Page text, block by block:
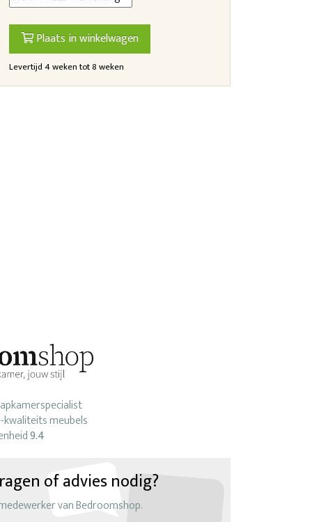
Plaats in winkelwagen
Levertijd 4 weken tot 8 weken
meubels
9.4
of advies nodig?
van Bedroomshop.